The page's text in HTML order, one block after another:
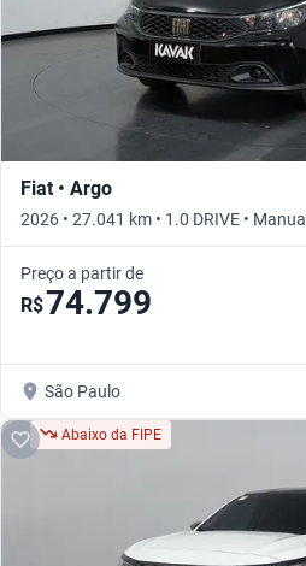
Fiat • Argo
2026 • 27.041 km • 1.0 DRIVE • Manual
Preço a partir de
R$74.799
São Paulo
Abaixo da FIPE